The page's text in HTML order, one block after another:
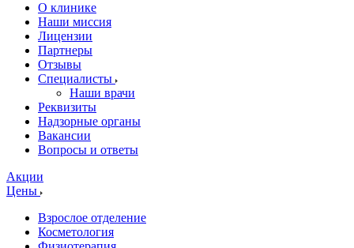
О клинике
Наши миссия
Лицензии
Партнеры
Отзывы
Специалисты
Наши врачи
Реквизиты
Надзорные органы
Вакансии
Вопросы и ответы
Акции
Цены
Взрослое отделение
Косметология